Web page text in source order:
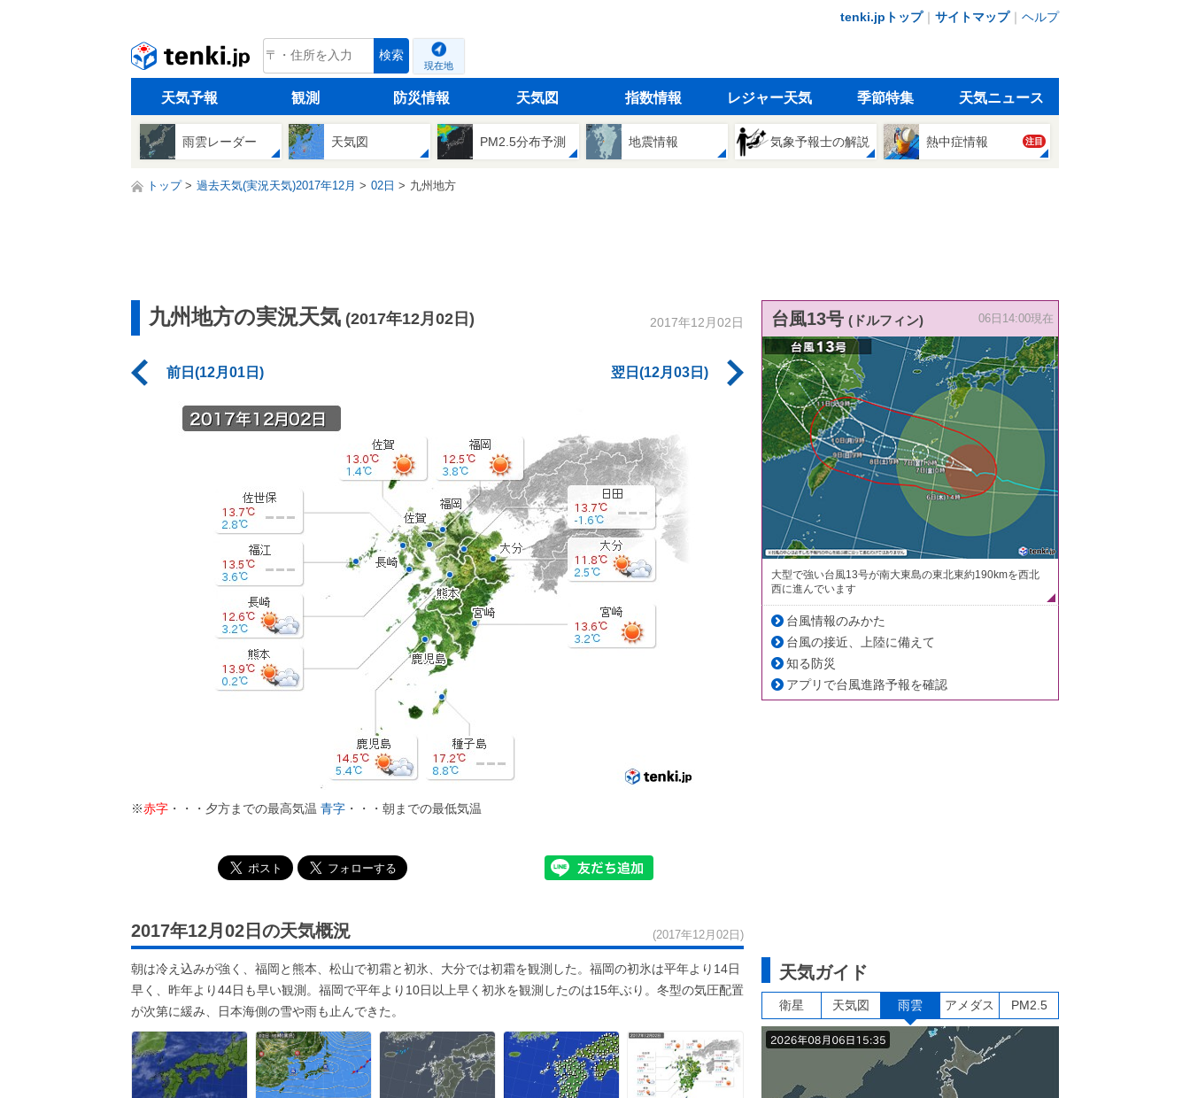
tenki.jpトップ｜ サイトマップ｜ ヘルプ
tenki.jp 検索
現在地
天気予報 観測 防災情報 天気図 指数情報 レジャー天気 季節特集 天気ニュース
雨雲レーダー 天気図 PM2.5分布予測 地震情報 気象予報士の解説 熱中症情報 注目
トップ 過去天気(実況天気)2017年12月 02日 九州地方
九州地方の実況天気 (2017年12月02日) 2017年12月02日
前日(12月01日) 翌日(12月03日)
※赤字 ・・・夕方までの最高気温 青字 ・・・朝までの最低気温
2017年12月02日の天気概況 (2017年12月02日)
朝は冷え込みが強く、福岡と熊本、松山で初霜と初氷、大分では初霜を観測した。福岡の初氷は平年より14日
早く、昨年より44日も早い観測。福岡で平年より10日以上早く初氷を観測したのは15年ぶり。冬型の気圧配置
が次第に緩み、日本海側の雪や雨も止んできた。
台風13号 (ドルフィン) 06日14:00現在
大型で強い台風13号が南大東島の東北東約190kmを西北
西に進んでいます
台風情報のみかた
台風の接近、上陸に備えて
知る防災
アプリで台風進路予報を確認
天気ガイド
衛星 天気図 雨雲 アメダス PM2.5